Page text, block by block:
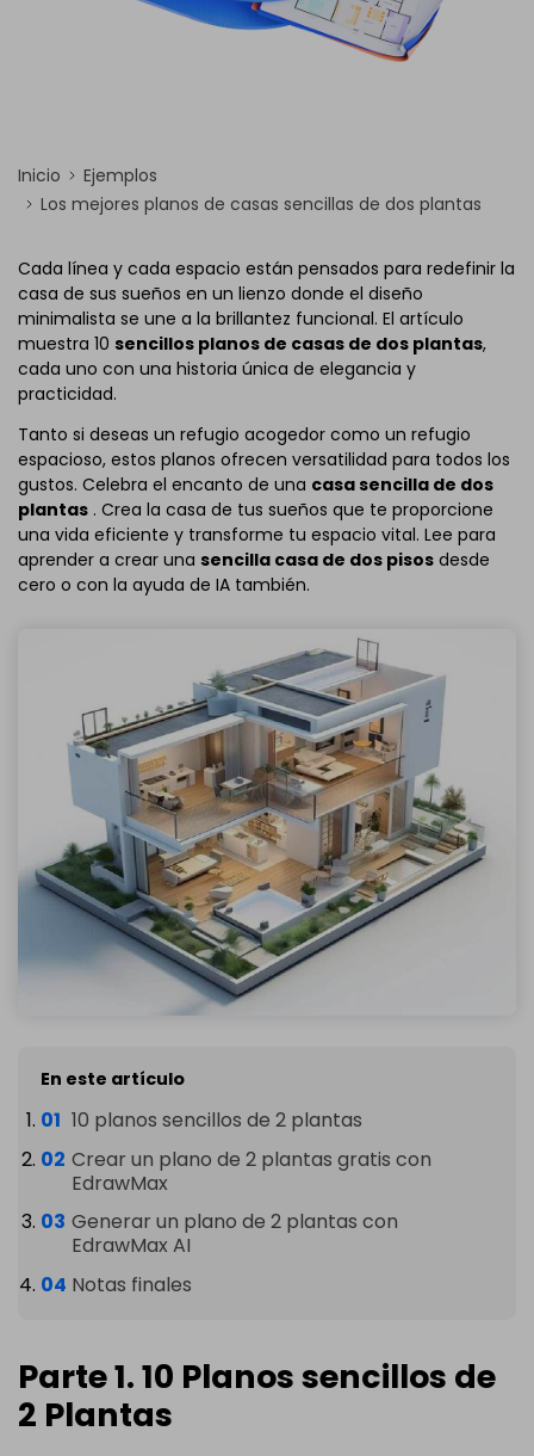
Inicio
Ejemplos
Los mejores planos de casas sencillas de dos plantas
Cada línea y cada espacio están pensados para redefinir la
casa de sus sueños en un lienzo donde el diseño
minimalista se une a la brillantez funcional. El artículo
muestra 10 sencillos planos de casas de dos plantas,
cada uno con una historia única de elegancia y
practicidad.
Tanto si deseas un refugio acogedor como un refugio
espacioso, estos planos ofrecen versatilidad para todos los
gustos. Celebra el encanto de una casa sencilla de dos
plantas . Crea la casa de tus sueños que te proporcione
una vida eficiente y transforme tu espacio vital. Lee para
aprender a crear una sencilla casa de dos pisos desde
cero o con la ayuda de IA también.
En este artículo
10 planos sencillos de 2 plantas
Crear un plano de 2 plantas gratis con
EdrawMax
Generar un plano de 2 plantas con
EdrawMax AI
Notas finales
Parte 1. 10 Planos sencillos de
2 Plantas